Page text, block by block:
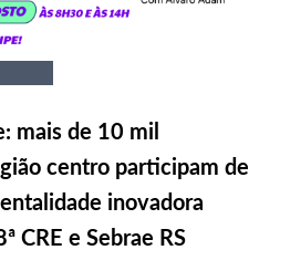
mais de 10 mil
centro participam de
inovadora
CRE e Sebrae RS